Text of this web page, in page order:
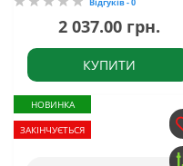
Відгуків - 0
2 037.00 грн.
КУПИТИ
НОВИНКА
ЗАКІНЧУЄТЬСЯ